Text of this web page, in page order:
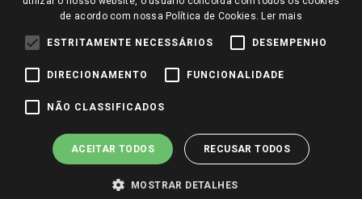
Trabalhe Conosco
Identidade Visual
Pagamento e Segurança
de acordo com nossa Política de Cookies. Ler mais
ESTRITAMENTE NECESSÁRIOS DESEMPENHO
DIRECIONAMENTO FUNCIONALIDADE
NÃO CLASSIFICADOS
ACEITAR TODOS RECUSAR TODOS
MOSTRAR DETALHES